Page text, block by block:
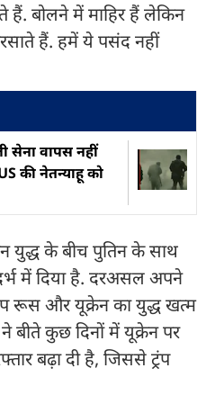
हैं. बोलने में माहिर हैं लेकिन
हैं. हमें ये पसंद नहीं
सेना वापस नहीं
की नेतन्याहू को
युद्ध के बीच पुतिन के साथ
में दिया है. दरअसल अपने
रूस और यूक्रेन का युद्ध खत्म
बीते कुछ दिनों में यूक्रेन पर
बढ़ा दी है, जिससे ट्रंप